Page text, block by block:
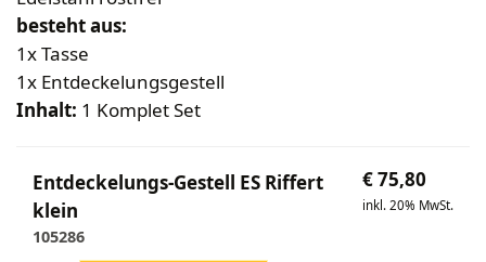
Wabenhonigwelt
Rähmchen & Zubehör
Diverses
Lagerung
Propolisernte
Pollenernte
Stockwaagen
Bienenluft
Fachliteratur
Bienenweide
Honig & Bienenprodukte
Königinnenzucht
Mundhygiene
Geschenke/Diverses
besteht aus:
1x Tasse
1x Entdeckelungsgestell
Inhalt: 1 Komplet Set
Entdeckelungs-Gestell ES Riffert
klein
105286
€75,80
inkl. 20% MwSt.